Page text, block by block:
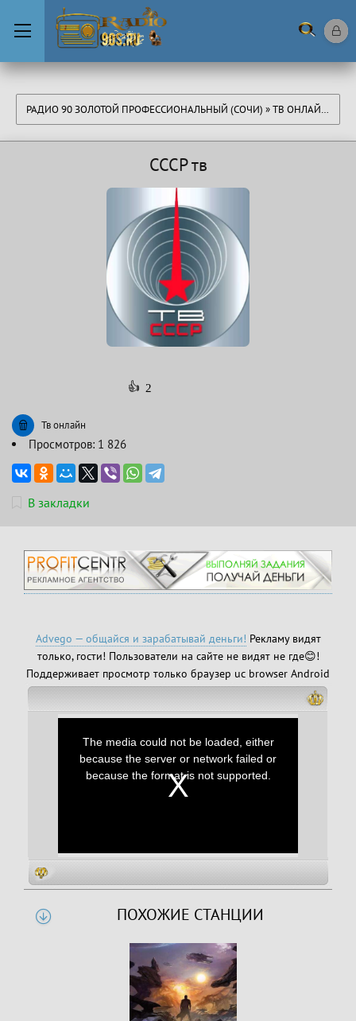
РАДИО 90 ЗОЛОТОЙ ПРОФЕССИОНАЛЬНЫЙ (СОЧИ) »ТВ ОНЛАЙН
СССР тв
👍 2
Тв онлайн
Просмотров: 1 826
В закладки
Advego — общайся и зарабатывай деньги! Рекламу видят
только, гости! Пользователи на сайте не видят не где😊!
Поддерживает просмотр только браузер uc browser Android
window.
The media could not be loaded, either
because the server or network failed or
because the format is not supported.
ПОХОЖИЕ СТАНЦИИ